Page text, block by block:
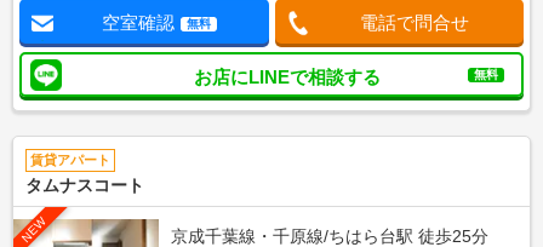
空室確認 無料 電話で問合せ
お店にLINEで相談する 無料
賃貸アパート
タムナスコート
NEW
京成千葉線・千原線/ちはら台駅 徒歩25分